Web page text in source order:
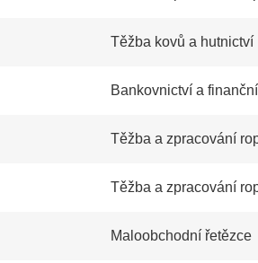
Těžba kovů a hutnictví
Bankovnictví a
Těžba a zpracování
Těžba a zpracování
Maloobchodní řetězce